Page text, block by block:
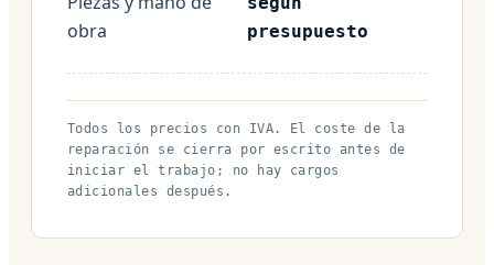
obra
presupuesto
Todos los precios con IVA. El coste de la
reparación se cierra por escrito antes de
iniciar el trabajo; no hay cargos
adicionales después.